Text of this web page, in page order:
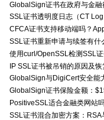
GlobalSign证书在政府与金
SSL证书透明度日志（CT
CFCA证书支持移动端吗？
SSL证书重新申请与续签有什
使用curl/OpenSSL检测SSL
IP SSL证书被吊销的原因及
GlobalSign与DigiCert安全能
GlobalSign证书保险金额：
PositiveSSL适合金融类网站
SSL证书混合加密方案：